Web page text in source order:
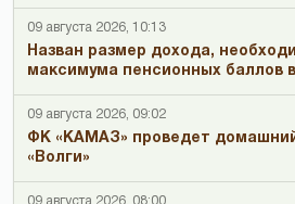
09 августа 2026, 10:13
Назван размер дохода,
максимума пенсионных баллов в
09 августа 2026, 09:02
ФК «КАМАЗ» проведет
«Волги»
09 августа 2026, 08:00